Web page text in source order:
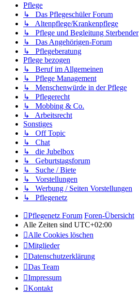
Pflege
↳ Das Pflegeschüler Forum
↳ Altenpflege/Krankenpflege
↳ Pflege und Begleitung Sterbender
↳ Das Angehörigen-Forum
↳ Pflegeberatung
Pflege bezogen
↳ Beruf im Allgemeinen
↳ Pflege Management
↳ Menschenwürde in der Pflege
↳ Pflegerecht
↳ Mobbing & Co.
↳ Arbeitsrecht
Sonstiges
↳ Off Topic
↳ Chat
↳ die Jubelbox
↳ Geburtstagsforum
↳ Suche / Biete
↳ Vorstellungen
↳ Werbung / Seiten Vorstellungen
↳ Pflegenetz
Pflegenetz Forum Foren-Übersicht
Alle Zeiten sind UTC+02:00
Alle Cookies löschen
Mitglieder
Datenschutzerklärung
Das Team
Impressum
Kontakt